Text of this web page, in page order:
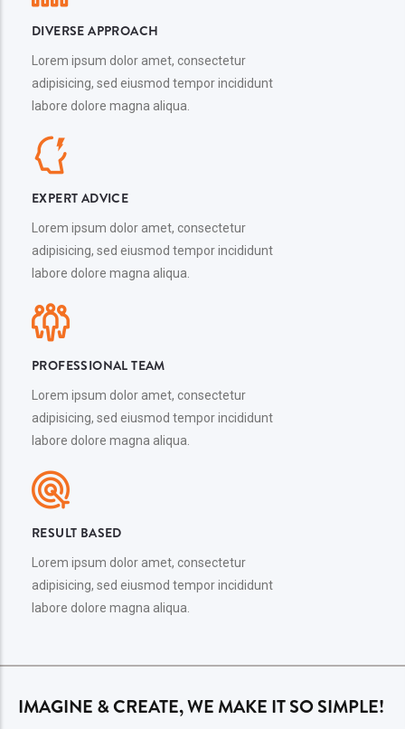
DIVERSE APPROACH
Lorem ipsum dolor amet, consectetur
adipisicing, sed eiusmod tempor incididunt
labore dolore magna aliqua.
EXPERT ADVICE
Lorem ipsum dolor amet, consectetur
adipisicing, sed eiusmod tempor incididunt
labore dolore magna aliqua.
PROFESSIONAL TEAM
Lorem ipsum dolor amet, consectetur
adipisicing, sed eiusmod tempor incididunt
labore dolore magna aliqua.
RESULT BASED
Lorem ipsum dolor amet, consectetur
adipisicing, sed eiusmod tempor incididunt
labore dolore magna aliqua.
IMAGINE & CREATE, WE MAKE IT SO SIMPLE!